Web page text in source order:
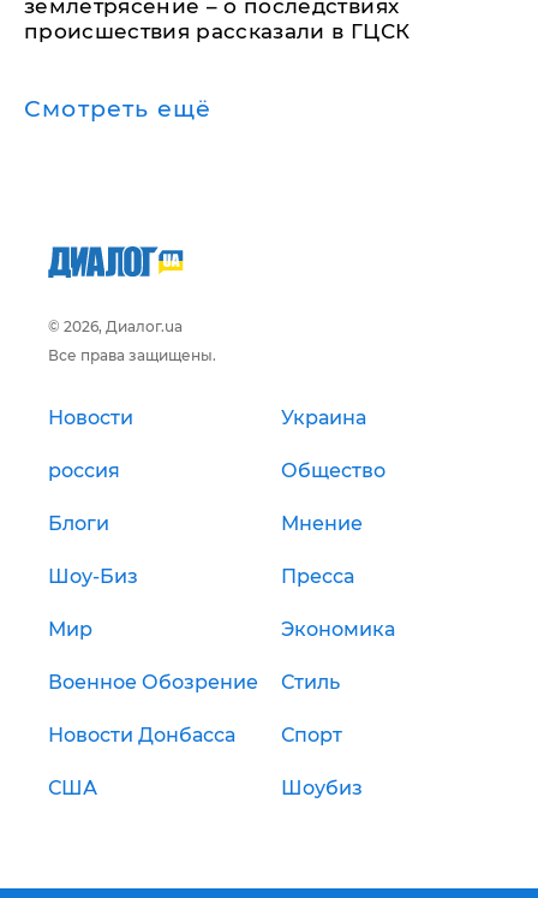
землетрясение – о последствиях
происшествия рассказали в ГЦСК
Смотреть ещё
© 2026, Диалог.ua
Все права защищены.
Новости Украина
россия Общество
Блоги Мнение
Шоу-Биз Пресса
Мир Экономика
Военное Обозрение Стиль
Новости Донбасса Спорт
США Шоубиз